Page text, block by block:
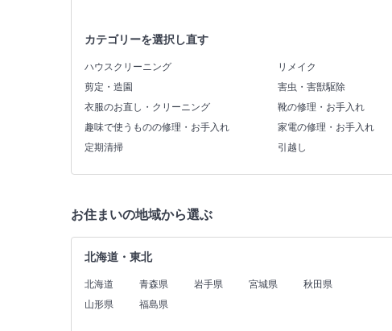
カテゴリーを選択し直す
ハウスクリーニング リメイク
剪定・造園
害虫・害獣駆除
衣服のお直し・クリーニング
靴の修理・お手入れ
趣味で使うものの修理・お手入れ
家電の修理・お手入れ
定期清掃
引越し
お住まいの地域から選ぶ
北海道・東北
北海道 青森県 岩手県 宮城県
秋田県
山形県
福島県